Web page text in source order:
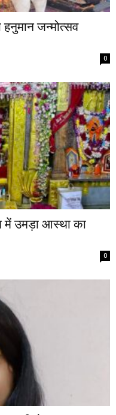
हनुमान जन्मोत्सव
0
में उमड़ा आस्था का
0